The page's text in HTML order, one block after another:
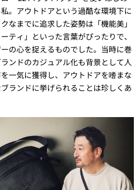
。アウトドアという過酷な環境下に
なまでに追求した姿勢は「機能美」
ティ」といった言葉がぴったりで、
の心を捉えるものでした。当時に巻
ンドのカジュアル化も背景として人
一気に獲得し、アウトドアを嗜まな
ランドに挙げられることは珍しくあ